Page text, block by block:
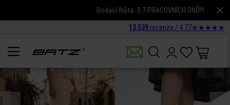
Dodací lhůta: 3-7 PRACOVNÍCH DNŮ!!!
13.539 recenze / 4.77★ ★ ★ ★ ★